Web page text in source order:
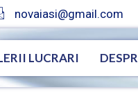
novaiasi@gmail.com
LUCRARI